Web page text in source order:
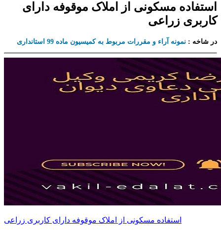
استفاده مسکونی از املاک موقوفه دارای
کاربری زراعی
در شاخه : نمونه آراء و مقررات مربوط به کمیسیون ماده 99 استانداری
استفاده مسکونی از املاک موقوفه دارای کاربری زراعی